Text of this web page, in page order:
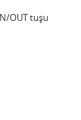
OUT tuşu